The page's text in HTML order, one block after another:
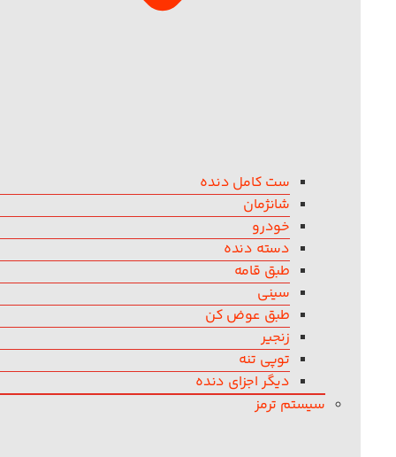
ست کامل دنده
شانژمان
خودرو
دسته دنده
طبق قامه
سینی
طبق عوض کن
زنجیر
توپی تنه
دیگر اجزای دنده
سیستم ترمز